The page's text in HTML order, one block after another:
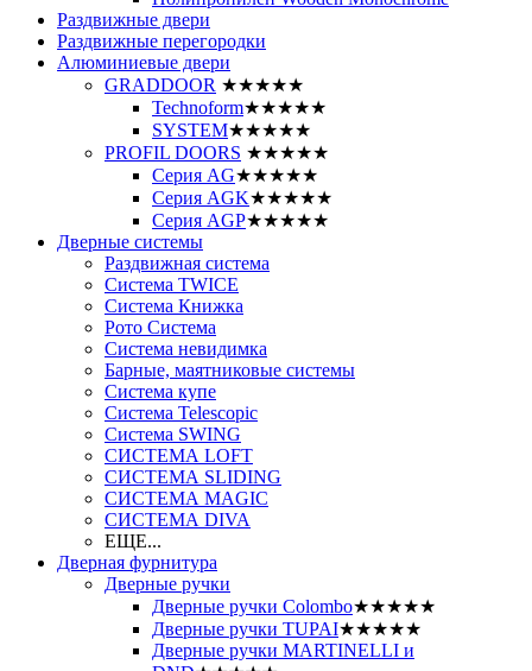
Раздвижные двери
Раздвижные перегородки
Алюминиевые двери
GRADDOOR ★★★★★
Technoform★★★★★
SYSTEM★★★★★
PROFIL DOORS ★★★★★
Серия AG★★★★★
Серия AGK★★★★★
Серия AGP★★★★★
Дверные системы
Раздвижная система
Система TWICE
Система Книжка
Рото Система
Система невидимка
Барные, маятниковые системы
Система купе
Система Telescopic
Система SWING
СИСТЕМА LOFT
СИСТЕМА SLIDING
СИСТЕМА MAGIC
СИСТЕМА DIVA
ЕЩЕ...
Дверная фурнитура
Дверные ручки
Дверные ручки Colombo★★★★★
Дверные ручки TUPAI★★★★★
Дверные ручки MARTINELLI и